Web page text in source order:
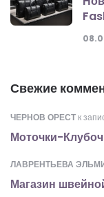
Свежие
ЧЕРНОВ ОРЕСТ к
Моточки-
ЛАВРЕНТЬЕВА
Магазин